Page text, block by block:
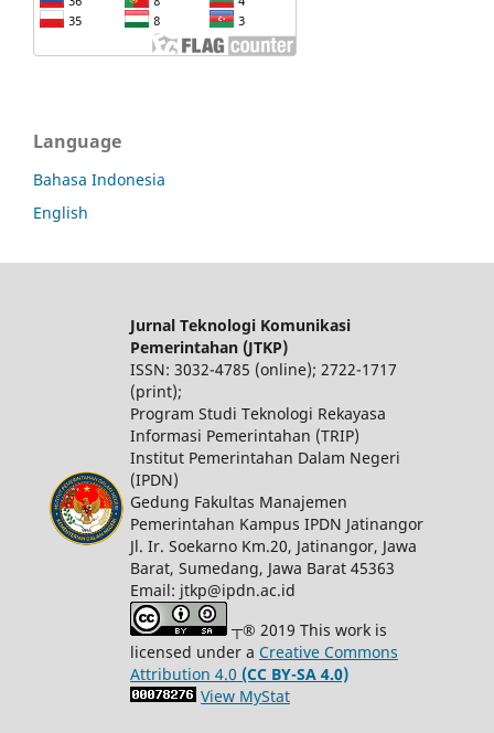
Language
Bahasa Indonesia
English
Jurnal Teknologi Komunikasi
Pemerintahan (JTKP)
ISSN: 3032-4785 (online); 2722-1717
(print);
Program Studi Teknologi Rekayasa
Informasi Pemerintahan (TRIP)
Institut Pemerintahan Dalam Negeri
(IPDN)
Gedung Fakultas Manajemen
Pemerintahan Kampus IPDN Jatinangor
Jl. Ir. Soekarno Km.20, Jatinangor, Jawa
Barat, Sumedang, Jawa Barat 45363
Email: jtkp@ipdn.ac.id
┬® 2019 This work is
licensed under a Creative Commons
Attribution 4.0 (CC BY-SA 4.0)
View MyStat